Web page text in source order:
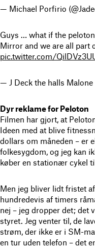
— Michael Porfirio
Guys … what if the
Mirror and we are all part
pic.twitter.com/
— J Deck the halls Malone
Dyr reklame for Peloton
Filmen har gjort, at
Ideen med at blive
dollars om måneden – er
folkesygdom, og jeg kan
køber en stationær cykel
Men jeg bliver lidt fristet
hundredevis af timers
nej – jeg dropper det; det
styret. Jeg venter til, de
strøm, der ikke er i SM-
en tur uden telefon – det